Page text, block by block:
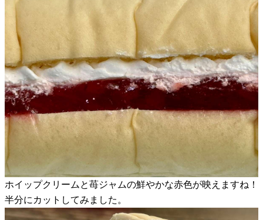
ホイップクリームと苺ジャムの鮮やかな赤色が映えますね！
半分にカットしてみました。